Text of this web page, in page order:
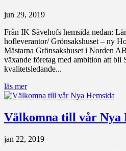
jun 29, 2019
Från IK Sävehofs hemsida nedan:
hofleverantor/ Grönsakshuset – ny
Mästarna Grönsakshuset i Norden
växande företag med ambition att bli
kvalitetsledande...
läs mer
Välkomna till vår Nya
jan 22, 2019